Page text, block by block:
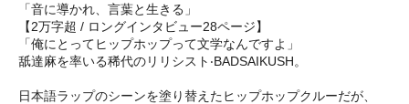
「音に導かれ、言葉と生きる」
【2万字超 / ロングインタビュー28ページ】
「俺にとってヒップホップって文学なんですよ」
舐達麻を率いる稀代のリリシスト‧BADSAIKUSH。
日本語ラップのシーンを塗り替えたヒップホップクルーだが、